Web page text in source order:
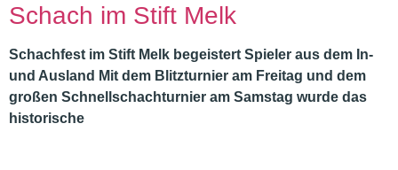
Schach im Stift Melk
Schachfest im Stift Melk begeistert Spieler aus dem In-
und Ausland Mit dem Blitzturnier am Freitag und dem
großen Schnellschachturnier am Samstag wurde das
historische